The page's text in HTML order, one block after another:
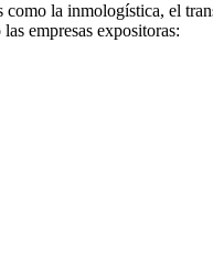
como la inmologística, el
empresas expositoras: